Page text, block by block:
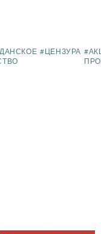
#ЦЕНЗУРА